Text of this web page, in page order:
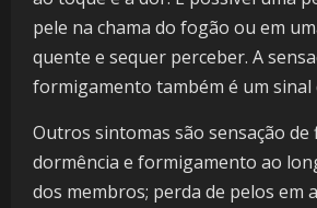
pele na chama do fogão ou em
quente e sequer perceber. A
formigamento também é um sinal
Outros sintomas são sensação de
dormência e formigamento ao
dos membros; perda de pelos em